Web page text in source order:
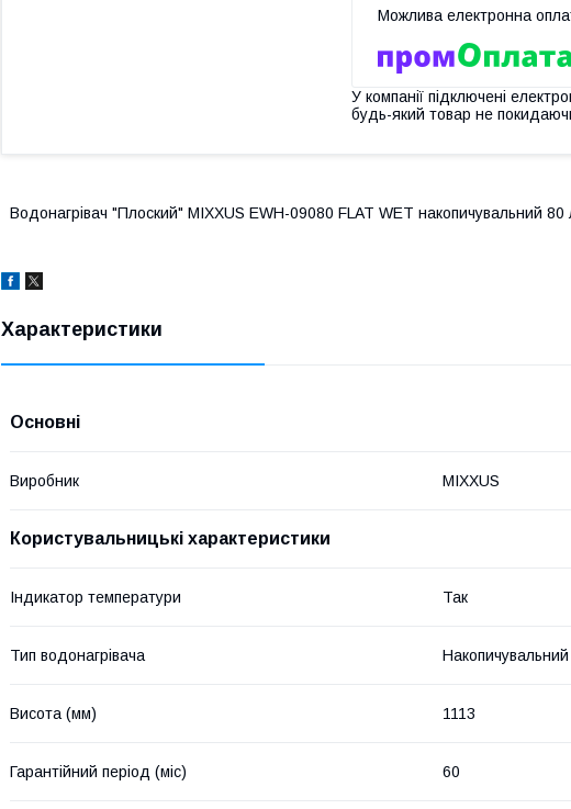
У компанії підключені
будь-який товар не
Водонагрівач "Плоский" MIXXUS EWH-09080 FLAT WET накопичувальний
Характеристики
Основні
Виробник MIXXUS
Користувальницькі характеристики
Індикатор температури Так
Тип водонагрівача Накопичувальний
Висота (мм) 1113
Гарантійний період (міс) 60